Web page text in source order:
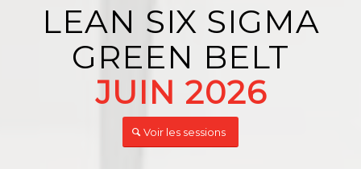
LEAN SIX SIGMA
GREEN BELT
JUIN 2026
Voir les sessions